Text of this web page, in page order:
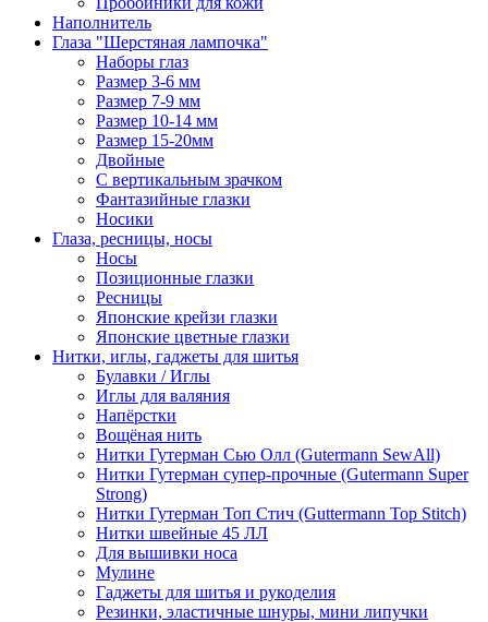
Наполнитель
Глаза "Шерстяная лампочка"
Наборы глаз
Размер 3-6 мм
Размер 7-9 мм
Размер 10-14 мм
Размер 15-20мм
Двойные
С вертикальным зрачком
Фантазийные глазки
Носики
Глаза, ресницы, носы
Носы
Позиционные глазки
Ресницы
Японские крейзи глазки
Японские цветные глазки
Нитки, иглы, гаджеты для шитья
Булавки / Иглы
Иглы для валяния
Напёрстки
Вощёная нить
Нитки Гутерман Сью Олл (Gutermann SewAll)
Нитки Гутерман супер-прочные (Gutermann Super
Strong)
Нитки Гутерман Топ Стич (Guttermann Top Stitch)
Нитки швейные 45 ЛЛ
Для вышивки носа
Мулине
Гаджеты для шитья и рукоделия
Резинки, эластичные шнуры, мини липучки